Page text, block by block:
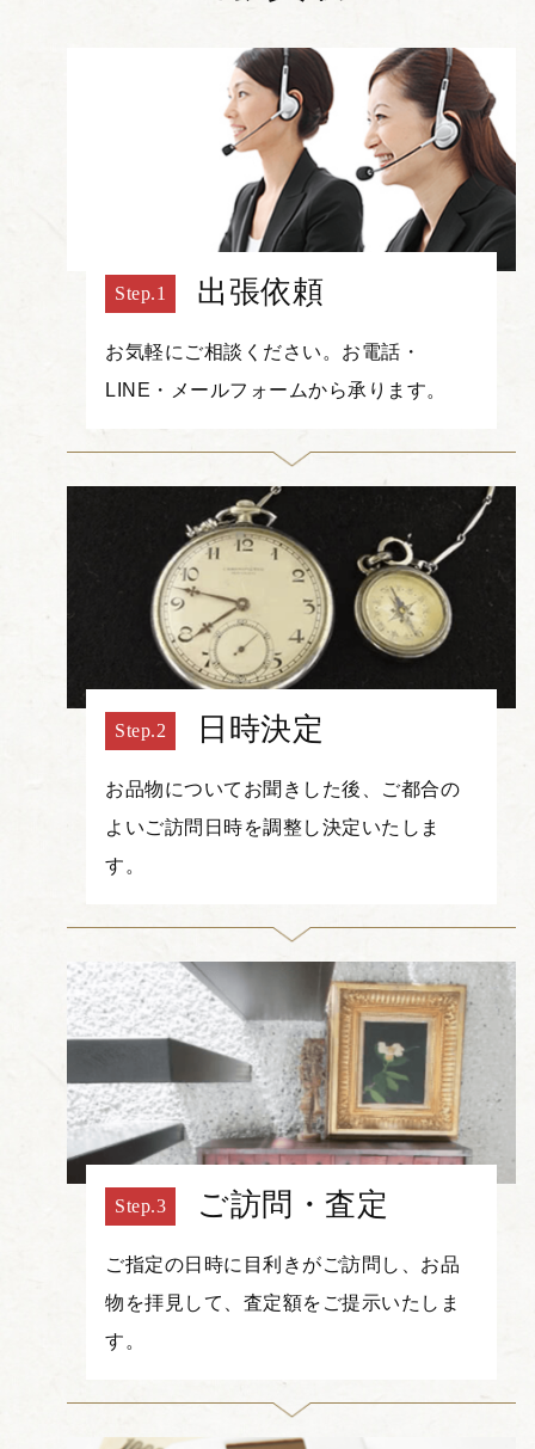
出張依頼
お気軽にご相談ください。お電話・
LINE・メールフォームから承ります。
日時決定
お品物についてお聞きした後、ご都合の
よいご訪問日時を調整し決定いたしま
す。
ご訪問・査定
ご指定の日時に目利きがご訪問し、お品
物を拝見して、査定額をご提示いたしま
す。